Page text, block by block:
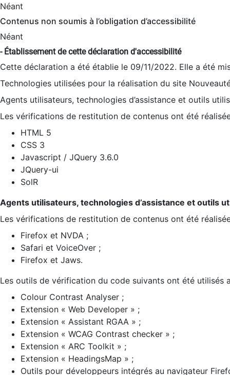
Néant
Contenus non soumis à l’obligation d’accessibilité
Néant
- Établissement de cette déclaration d'accessibilité
Cette déclaration a été établie le 09/11/2022. Elle a été
Technologies utilisées pour la réalisation du site
Agents utilisateurs, technologies d’assistance et outils
Les vérifications de restitution de contenus ont été
HTML 5
CSS 3
Javascript / JQuery 3.6.0
JQuery-ui
SolR
Agents utilisateurs, technologies d’assistance et outils
Les vérifications de restitution de contenus ont été
Firefox et NVDA ;
Safari et VoiceOver ;
Firefox et Jaws.
Les outils de vérification du code suivants ont été utilisés
Colour Contrast Analyser ;
Extension « Web Developer » ;
Extension « Assistant RGAA » ;
Extension « WCAG Contrast checker » ;
Extension « ARC Toolkit » ;
Extension « HeadingsMap » ;
Outils pour développeurs intégrés au navigateur